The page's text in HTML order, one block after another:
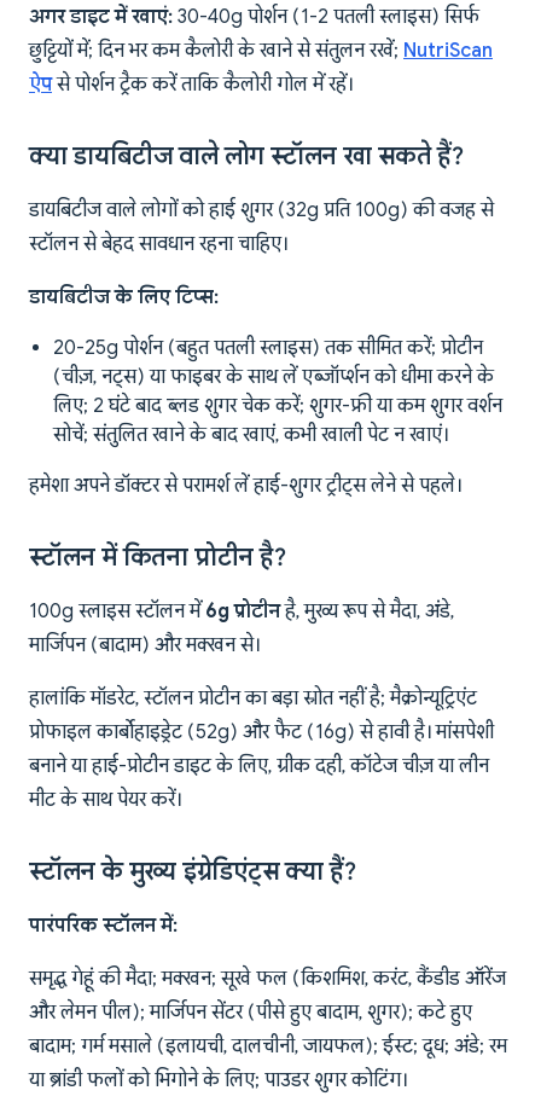
अगर डाइट में खाएं: 30-40g पोर्शन (1-2 पतली स्लाइस) सिर्फ
छुट्टियों में; दिन भर कम कैलोरी के खाने से संतुलन रखें; NutriScan
ऐपसे पोर्शन ट्रैक करें ताकि कैलोरी गोल में रहें।
क्या डायबिटीज वाले लोग स्टॉलन खा सकते हैं?
डायबिटीज वाले लोगों को हाई शुगर (32g प्रति 100g) की वजह से
स्टॉलन से बेहद सावधान रहना चाहिए।
डायबिटीज के लिए टिप्स:
20-25g पोर्शन (बहुत पतली स्लाइस) तक सीमित करें; प्रोटीन
(चीज़, नट्स) या फाइबर के साथ लें एब्जॉर्प्शन को धीमा करने के
लिए; 2 घंटे बाद ब्लड शुगर चेक करें; शुगर-फ्री या कम शुगर वर्शन
सोचें; संतुलित खाने के बाद खाएं, कभी खाली पेट न खाएं।
हमेशा अपने डॉक्टर से परामर्श लें हाई-शुगर ट्रीट्स लेने से पहले।
स्टॉलन में कितना प्रोटीन है?
100g स्लाइस स्टॉलन में 6g प्रोटीनहै, मुख्य रूप से मैदा, अंडे,
मार्जिपन (बादाम) और मक्खन से।
हालांकि मॉडरेट, स्टॉलन प्रोटीन का बड़ा स्रोत नहीं है; मैक्रोन्यूट्रिएंट
प्रोफाइल कार्बोहाइड्रेट (52g) और फैट (16g) से हावी है। मांसपेशी
बनाने या हाई-प्रोटीन डाइट के लिए, ग्रीक दही, कॉटेज चीज़ या लीन
मीट के साथ पेयर करें।
स्टॉलन के मुख्य इंग्रेडिएंट्स क्या हैं?
पारंपरिक स्टॉलन में:
समृद्ध गेहूं की मैदा; मक्खन; सूखे फल (किशमिश, करंट, कैंडीड ऑरेंज
और लेमन पील); मार्जिपन सेंटर (पीसे हुए बादाम, शुगर); कटे हुए
बादाम; गर्म मसाले (इलायची, दालचीनी, जायफल); ईस्ट; दूध; अंडे; रम
या ब्रांडी फलों को भिगोने के लिए; पाउडर शुगर कोटिंग।